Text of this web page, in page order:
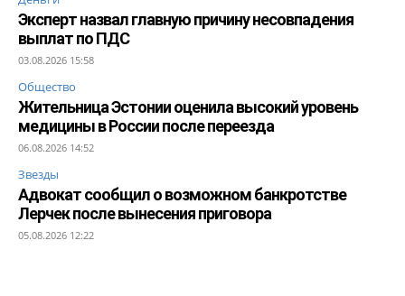
Эксперт назвал главную причину несовпадения
выплат по ПДС
03.08.2026 15:58
Общество
Жительница Эстонии оценила высокий уровень
медицины в России после переезда
06.08.2026 14:52
Звезды
Адвокат сообщил о возможном банкротстве
Лерчек после вынесения приговора
05.08.2026 12:22